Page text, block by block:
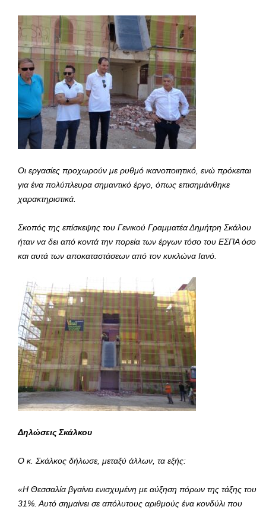
Οι εργασίες προχωρούν με ρυθμό ικανοποιητικό, ενώ πρόκειται
για ένα πολύπλευρα σημαντικό έργο, όπως επισημάνθηκε
χαρακτηριστικά.
Σκοπός της επίσκεψης του Γενικού Γραμματέα Δημήτρη Σκάλου
ήταν να δει από κοντά την πορεία των έργων τόσο του ΕΣΠΑ όσο
και αυτά των αποκαταστάσεων από τον κυκλώνα Ιανό.
Δηλώσεις Σκάλκου
Ο κ. Σκάλκος δήλωσε, μεταξύ άλλων, τα εξής:
«Η Θεσσαλία βγαίνει ενισχυμένη με αύξηση πόρων της τάξης του
31%. Αυτό σημαίνει σε απόλυτους αριθμούς ένα κονδύλι που